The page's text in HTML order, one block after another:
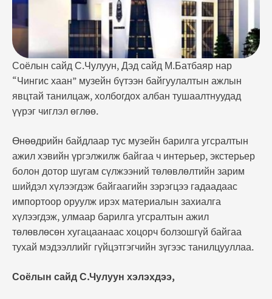
Соёлын сайд С.Чулуун, Дэд сайд М.Батбаяр нар
“Чингис хаан” музейн бүтээн байгуулалтын ажлын
явцтай танилцаж, холбогдох албан тушаалтнуудад
үүрэг чиглэл өглөө.
Өнөөдрийн байдлаар тус музейн барилга угсралтын
ажил хэвийн үргэлжилж байгаа ч интерьер, экстерьер
болон дотор шугам сүлжээний төлөвлөлтийн зарим
шийдэл хүлээгдэж байгаагийн зэрэгцээ гадаадаас
импортоор оруулж ирэх материалын захиалга
хүлээгдэж, улмаар барилга угсралтын ажил
төлөвлөсөн хугацаанаас хоцорч болзошгүй байгаа
тухай мэдээллийг гүйцэтгэгчийн зүгээс танилцууллаа.
Соёлын сайд С.Чулуун хэлэхдээ,